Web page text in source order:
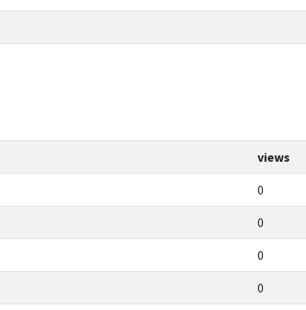
views
0
0
0
0